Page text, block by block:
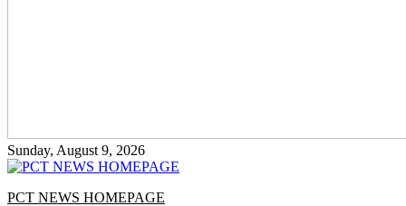
Sunday, August 9, 2026
PCT NEWS HOMEPAGE